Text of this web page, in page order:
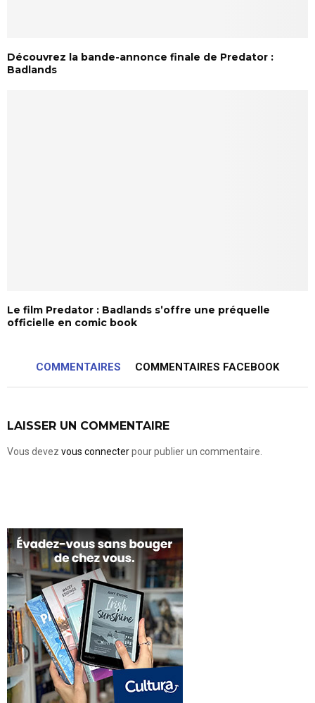
Découvrez la bande-annonce finale de Predator :
Badlands
Le film Predator : Badlands s’offre une préquelle
officielle en comic book
COMMENTAIRES COMMENTAIRES FACEBOOK
LAISSER UN COMMENTAIRE
Vous devez vous connecterpour publier un commentaire.